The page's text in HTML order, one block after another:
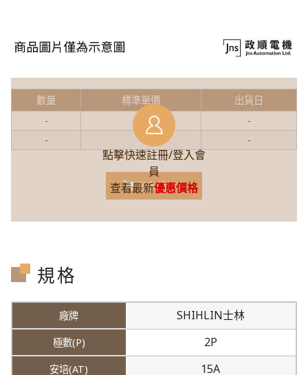
點擊快速註冊/登入會
員
查看最新優惠價格
數量 標準單價
出貨日
-
-
-
- -
加入購物車
規格
SHIHLIN士林
2P
15A